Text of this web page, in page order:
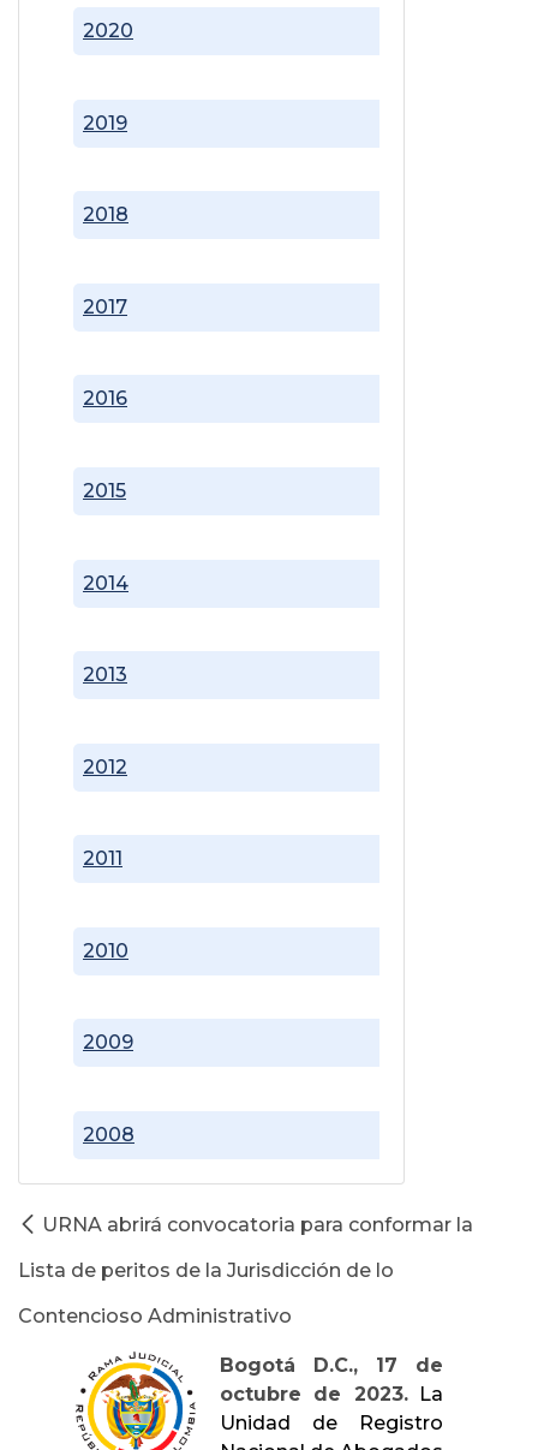
2008
2009
2010
2011
2012
2013
2014
2015
2016
2017
2018
2019
2020
URNA abrirá convocatoria para conformar la
Lista de peritos de la Jurisdicción de lo
Contencioso Administrativo
Bogotá D.C., 17 de
octubre de 2023.La
Unidad de Registro